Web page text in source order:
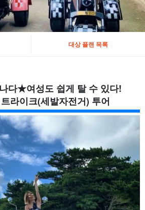
대상 플랜 목록
다★여성도 쉽게 탈 수 있다!
라이크(세발자전거) 투어